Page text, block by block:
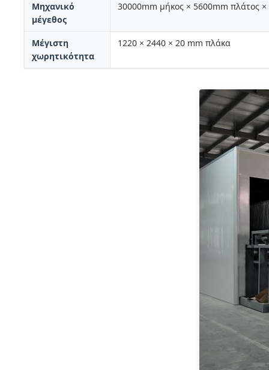
Μηχανικό
μέγεθος
30000mm μήκος × 5600mm πλάτος
Μέγιστη
χωρητικότητα
1220 × 2440 × 20 mm πλάκα